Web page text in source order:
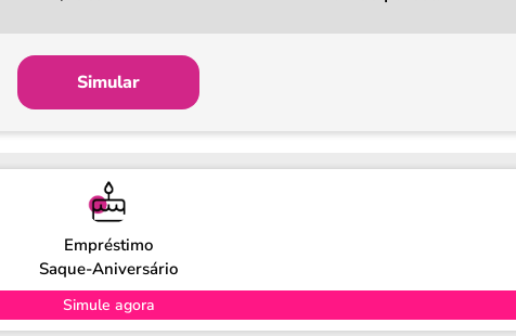
Simular
Empréstimo
Saque-Aniversário
Simule agora